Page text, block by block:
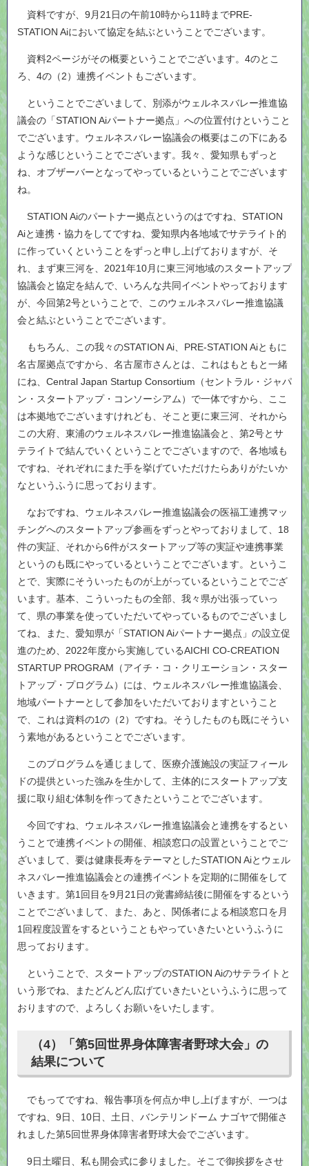
資料ですが、9月21日の午前10時から11時までPRE-
STATION Aiにおいて協定を結ぶということでございます。
資料2ページがその概要ということでございます。4のとこ
ろ、4の（2）連携イベントもございます。
ということでございまして、別添がウェルネスバレー推進協
議会の「STATION Aiパートナー拠点」への位置付けということ
でございます。ウェルネスバレー協議会の概要はこの下にある
ような感じということでございます。我々、愛知県もずっと
ね、オブザーバーとなってやっているということでございます
ね。
STATION Aiのパートナー拠点というのはですね、STATION
Aiと連携・協力をしてですね、愛知県内各地域でサテライト的
に作っていくということをずっと申し上げておりますが、そ
れ、まず東三河を、2021年10月に東三河地域のスタートアップ
協議会と協定を結んで、いろんな共同イベントやっております
が、今回第2号ということで、このウェルネスバレー推進協議
会と結ぶということでございます。
もちろん、この我々のSTATION Ai、PRE-STATION Aiともに
名古屋拠点ですから、名古屋市さんとは、これはもともと一緒
にね、Central Japan Startup Consortium（セントラル・ジャパ
ン・スタートアップ・コンソーシアム）で一体ですから、ここ
は本拠地でございますけれども、そこと更に東三河、それから
この大府、東浦のウェルネスバレー推進協議会と、第2号とサ
テライトで結んでいくということでございますので、各地域も
ですね、それぞれにまた手を挙げていただけたらありがたいか
なというふうに思っております。
なおですね、ウェルネスバレー推進協議会の医福工連携マッ
チングへのスタートアップ参画をずっとやっておりまして、18
件の実証、それから6件がスタートアップ等の実証や連携事業
というのも既にやっているということでございます。というこ
とで、実際にそういったものが上がっているということでござ
います。基本、こういったもの全部、我々県が出張っていっ
て、県の事業を使っていただいてやっているものでございまし
てね、また、愛知県が「STATION Aiパートナー拠点」の設立促
進のため、2022年度から実施しているAICHI CO-CREATION
STARTUP PROGRAM（アイチ・コ・クリエーション・スター
トアップ・プログラム）には、ウェルネスバレー推進協議会、
地域パートナーとして参加をいただいておりますということ
で、これは資料の1の（2）ですね。そうしたものも既にそうい
う素地があるということでございます。
このプログラムを通じまして、医療介護施設の実証フィール
ドの提供といった強みを生かして、主体的にスタートアップ支
援に取り組む体制を作ってきたということでございます。
今回ですね、ウェルネスバレー推進協議会と連携をするとい
うことで連携イベントの開催、相談窓口の設置ということでご
ざいまして、要は健康長寿をテーマとしたSTATION Aiとウェル
ネスバレー推進協議会との連携イベントを定期的に開催をして
いきます。第1回目を9月21日の覚書締結後に開催をするという
ことでございまして、また、あと、関係者による相談窓口を月
1回程度設置をするということもやっていきたいというふうに
思っております。
ということで、スタートアップのSTATION Aiのサテライトと
いう形でね、またどんどん広げていきたいというふうに思って
おりますので、よろしくお願いをいたします。
（4）「第5回世界身体障害者野球大会」の
結果について
でもってですね、報告事項を何点か申し上げますが、一つは
ですね、9日、10日、土日、バンテリンドーム ナゴヤで開催さ
れました第5回世界身体障害者野球大会でございます。
9日土曜日、私も開会式に参りました。そこで御挨拶をさせ